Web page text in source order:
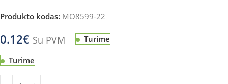
Produkto kodas: MO8599-22
0.12€ Su PVM Turime
Turime